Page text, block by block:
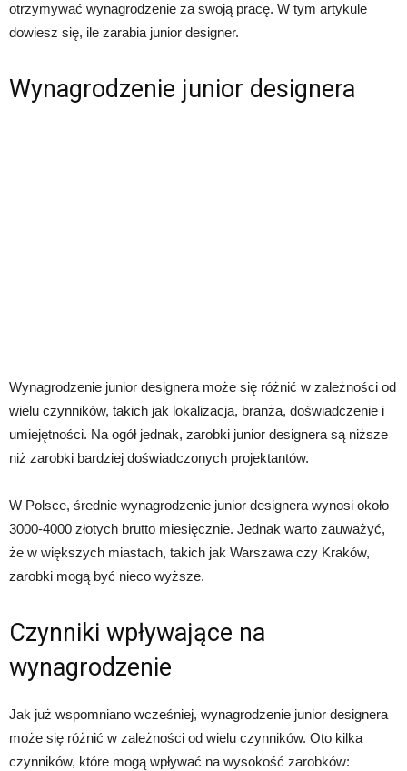
otrzymywać wynagrodzenie za swoją pracę. W tym artykule
dowiesz się, ile zarabia junior designer.
Wynagrodzenie junior designera
Wynagrodzenie junior designera może się różnić w zależności od
wielu czynników, takich jak lokalizacja, branża, doświadczenie i
umiejętności. Na ogół jednak, zarobki junior designera są niższe
niż zarobki bardziej doświadczonych projektantów.
W Polsce, średnie wynagrodzenie junior designera wynosi około
3000-4000 złotych brutto miesięcznie. Jednak warto zauważyć,
że w większych miastach, takich jak Warszawa czy Kraków,
zarobki mogą być nieco wyższe.
Czynniki wpływające na
wynagrodzenie
Jak już wspomniano wcześniej, wynagrodzenie junior designera
może się różnić w zależności od wielu czynników. Oto kilka
czynników, które mogą wpływać na wysokość zarobków: